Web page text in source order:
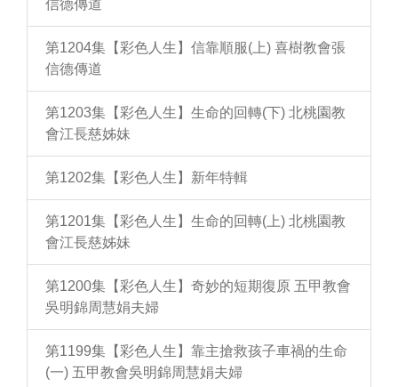
信德傳道
第1204集【彩色人生】信靠順服(上) 喜樹教會張
信德傳道
第1203集【彩色人生】生命的回轉(下) 北桃園教
會江長慈姊妹
第1202集【彩色人生】新年特輯
第1201集【彩色人生】生命的回轉(上) 北桃園教
會江長慈姊妹
第1200集【彩色人生】奇妙的短期復原 五甲教會
吳明錦周慧娟夫婦
第1199集【彩色人生】靠主搶救孩子車禍的生命
(一) 五甲教會吳明錦周慧娟夫婦